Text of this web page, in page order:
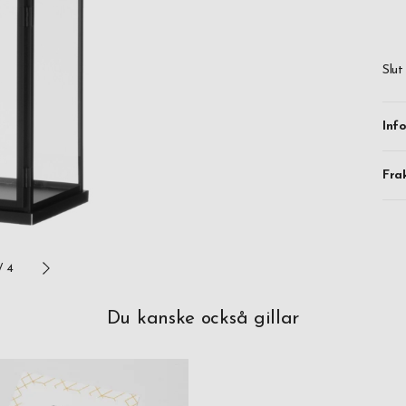
4
Slut
Du kanske också gillar